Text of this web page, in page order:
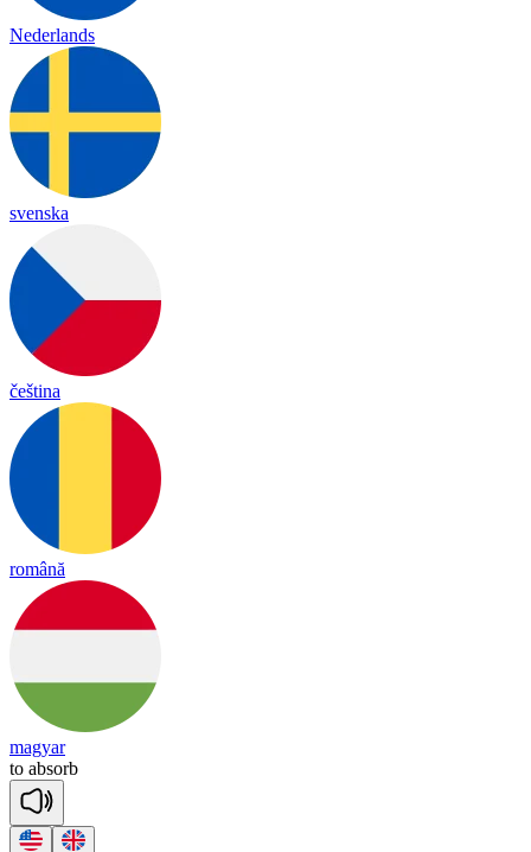
Nederlands
svenska
čeština
română
magyar
to absorb